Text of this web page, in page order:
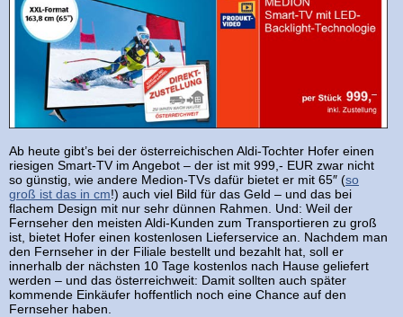
Ab heute gibt’s bei der österreichischen Aldi-Tochter Hofer einen
riesigen Smart-TV im Angebot – der ist mit 999,- EUR zwar nicht
so günstig, wie andere Medion-TVs dafür bietet er mit 65″ (so
groß ist das in cm!) auch viel Bild für das Geld – und das bei
flachem Design mit nur sehr dünnen Rahmen. Und: Weil der
Fernseher den meisten Aldi-Kunden zum Transportieren zu groß
ist, bietet Hofer einen kostenlosen Lieferservice an. Nachdem man
den Fernseher in der Filiale bestellt und bezahlt hat, soll er
innerhalb der nächsten 10 Tage kostenlos nach Hause geliefert
werden – und das österreichweit: Damit sollten auch später
kommende Einkäufer hoffentlich noch eine Chance auf den
Fernseher haben.